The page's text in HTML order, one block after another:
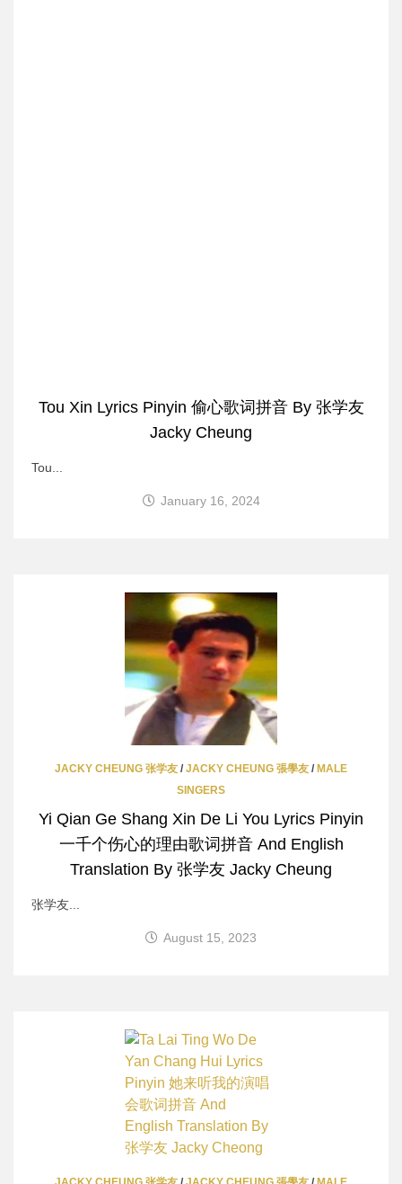
Tou Xin Lyrics Pinyin 偷心歌词拼音 By 张学友
Jacky Cheung
Tou...
January 16, 2024
JACKY CHEUNG 张学友 / JACKY CHEUNG 張學友 / MALE
SINGERS
Yi Qian Ge Shang Xin De Li You Lyrics Pinyin
一千个伤心的理由歌词拼音 And English
Translation By 张学友 Jacky Cheung
张学友...
August 15, 2023